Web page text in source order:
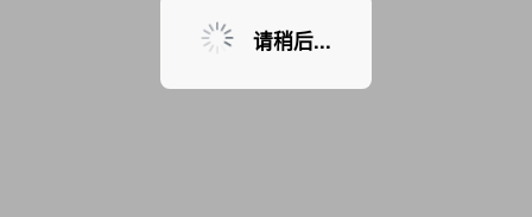
暂无课程，敬请期待
请稍后...